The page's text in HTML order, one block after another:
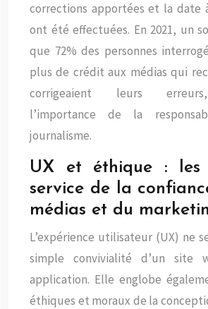
corrections apportées et la date
ont été effectuées. En 2021, un
que 72% des personnes
plus de crédit aux médias qui
corrigeaient leurs
l’importance de la
journalisme.
UX et éthique : les
service de la
médias et du
L’expérience utilisateur (UX) ne
simple convivialité d’un site
application. Elle englobe
éthiques et moraux de la